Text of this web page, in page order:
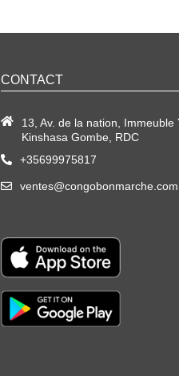
CONTACT
13, Av. de la nation, Immeuble
Kinshasa Gombe, RDC
+35699975817
ventes@congobonmarche.com